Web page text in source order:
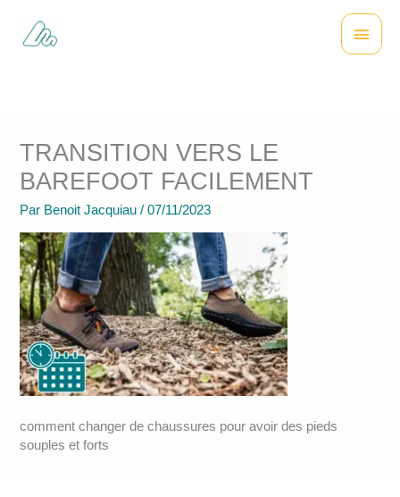
contenu
Menu
TRANSITION VERS LE
BAREFOOT FACILEMENT
Par Benoit Jacquiau/07/11/2023
comment changer de chaussures pour avoir des pieds
souples et forts